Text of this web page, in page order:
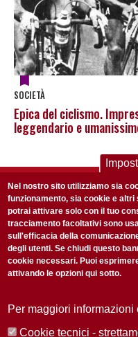
SOCIETÀ
Epica del ciclismo.
leggendario e
ISCRIVITI ALLA NOSTRA
Ogni settimana
non perderti gli
Accetto laPrivacy Policy
Nel nostro sito utilizziamo sia
funzionamento, sia cookie e
potrai attivare solo con il tuo
tracciamento facoltativi sono
sull'efficacia della
degli utenti. Se chiudi questo
cookie necessari. Puoi
attivando le opzioni qui sotto.
Per maggiori
Cookie tecnici -